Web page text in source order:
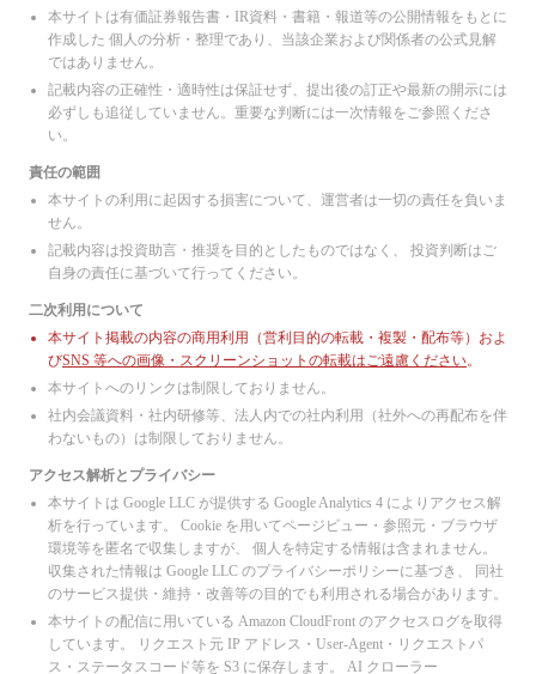
明治乳業
雪印乳業
森永乳業
ヤクルト本社
明治ホールディングス
雪印メグミルク
日本ハム
システナ
日鉄ソリューションズ
カカクコム
ディップ
SBSホールディングス
エムスリー
博報堂DYホールディングス
サッポロビール
アサヒグループHD
キリンHD
宝ホールディングス
サントリービバレッジ&フード
伊藤園
ABCマート
アスクル
アンドエスティHD
日本マクドナルド
パルグループホールディングス
エディオン
東京エレクトロンデバイス
円谷フィールズホールディングス
双日
本サイトは有価証券報告書・IR資料・書籍・報道等の公開情報をもとに
作成した 個人の分析・整理であり、当該企業および関係者の公式見解
ではありません。
記載内容の正確性・適時性は保証せず、提出後の訂正や最新の開示には
必ずしも追従していません。重要な判断には一次情報をご参照くださ
い。
責任の範囲
本サイトの利用に起因する損害について、運営者は一切の責任を負いま
せん。
記載内容は投資助言・推奨を目的としたものではなく、 投資判断はご
自身の責任に基づいて行ってください。
二次利用について
本サイト掲載の内容の商用利用（営利目的の転載・複製・配布等）およ
びSNS 等への画像・スクリーンショットの転載はご遠慮ください。
本サイトへのリンクは制限しておりません。
社内会議資料・社内研修等、法人内での社内利用（社外への再配布を伴
わないもの）は制限しておりません。
アクセス解析とプライバシー
本サイトは Google LLC が提供する Google Analytics 4 によりアクセス解
析を行っています。 Cookie を用いてページビュー・参照元・ブラウザ
環境等を匿名で収集しますが、 個人を特定する情報は含まれません。
収集された情報は Google LLC のプライバシーポリシーに基づき、 同社
のサービス提供・維持・改善等の目的でも利用される場合があります。
本サイトの配信に用いている Amazon CloudFront のアクセスログを取得
しています。 リクエスト元 IP アドレス・User-Agent・リクエストパ
ス・ステータスコード等を S3 に保存します。 AI クローラー